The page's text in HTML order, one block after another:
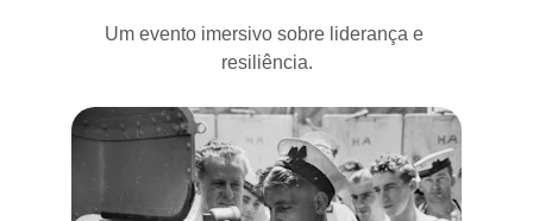
Um evento imersivo sobre liderança e
resiliência.